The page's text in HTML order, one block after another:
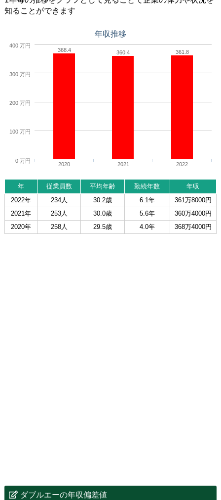
知ることができます
年収推移
368.4 360.4 361.8
2020 2021 2022
0 万円
100 万円
200 万円
300 万円
400 万円
年 従業員数 平均年齢 勤続年数
年収
2022年
234人 30.2歳 6.1年
361万8000円
2021年
253人 30.0歳 5.6年
360万4000円
2020年
258人 29.5歳 4.0年 368万4000円
ダブルエーの年収偏差値